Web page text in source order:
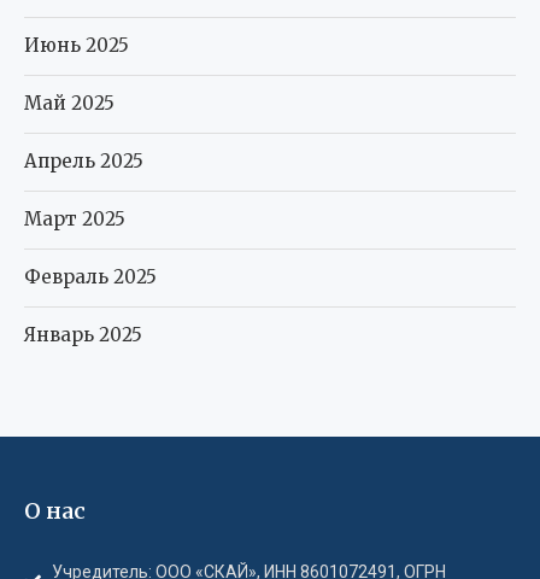
Июнь 2025
Май 2025
Апрель 2025
Март 2025
Февраль 2025
Январь 2025
О нас
Учредитель: ООО «СКАЙ», ИНН 8601072491, ОГРН